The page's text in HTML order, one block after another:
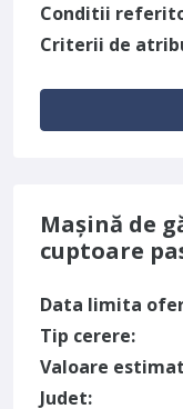
Conditii
Criterii de
Mașină de
cuptoare
Data limita
Tip cerere:
Valoare
Judet: